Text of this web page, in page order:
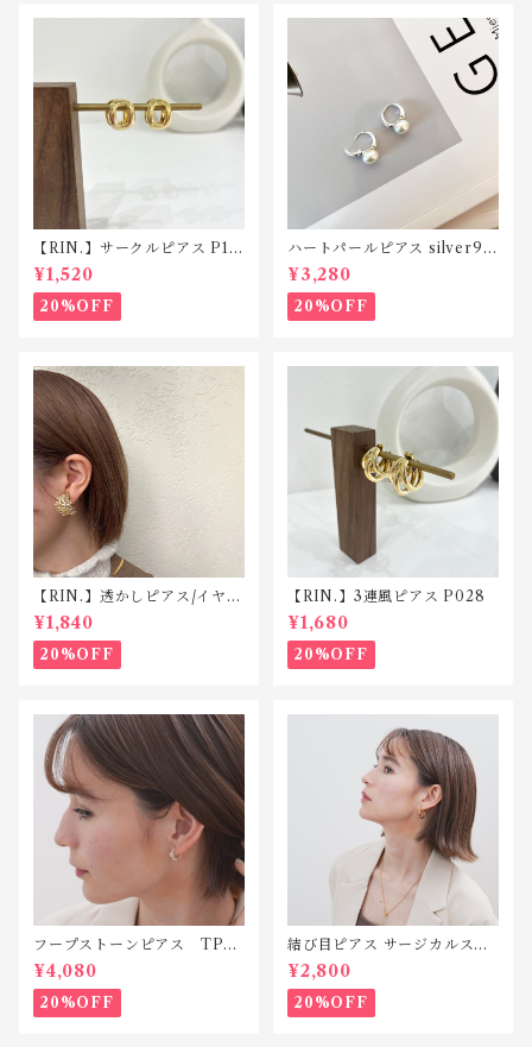
【RIN.】サークルピアス P12
9
¥1,520
20%OFF
ハートパールピアス silver92
5 P150
¥3,280
20%OFF
【RIN.】透かしピアス/イヤリ
ング TP008/TE008
¥1,840
20%OFF
【RIN.】3連風ピアス P028
¥1,680
20%OFF
フープストーンピアス TP01
9 silver925
¥4,080
20%OFF
結び目ピアス サージカルステ
ンレス TSP003
¥2,800
20%OFF